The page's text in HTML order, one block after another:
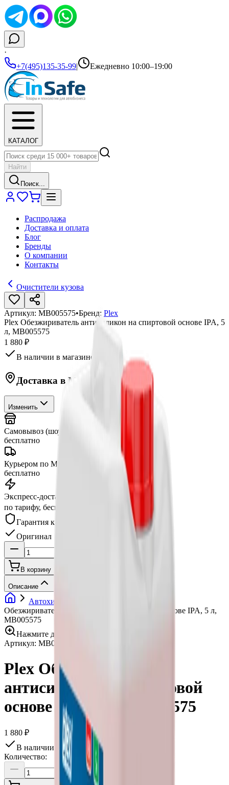
·
+7(495)135-35-99| Ежедневно 10:00–19:00
КАТАЛОГ
Найти
Поиск...
Распродажа
Доставка и оплата
Блог
Бренды
О компании
Контакты
Очистители кузова
Артикул: МВ005575•Бренд: Plex
Plex Обезжириватель антисиликон на спиртовой основе IPA, 5
л, МВ005575
1 880 ₽
В наличии в магазине
Доставка в Москву
Изменить
Самовывоз (шоу-рум)
бесплатно
Курьером по Москве
бесплатно
Экспресс-доставка
по тарифу, беспл. от 15 000 ₽
Гарантия качества
Оригинал
В корзину
Описание
Автохимия
Обезжириватель антисиликон на спиртовой основе IPA, 5 л,
МВ005575
Нажмите для увеличения
Артикул: МВ005575
Plex Обезжириватель
антисиликон на спиртовой
основе IPA, 5 л, МВ005575
1 880 ₽
В наличии в шоу-руме
Количество: